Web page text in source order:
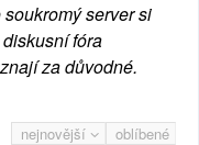
server si
fóra
za důvodné.
nejnovější oblíbené